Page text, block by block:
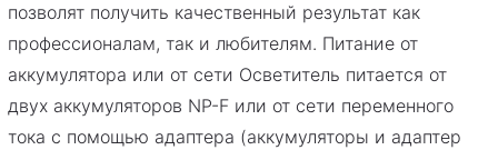
позволят получить качественный результат как
профессионалам, так и любителям. Питание от
аккумулятора или от сети Осветитель питается от
двух аккумуляторов NP-F или от сети переменного
тока с помощью адаптера (аккумуляторы и адаптер